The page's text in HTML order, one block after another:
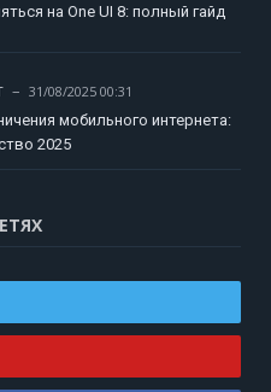
на One UI 8: полный гайд
31/08/2025 00:31
мобильного интернета:
2025